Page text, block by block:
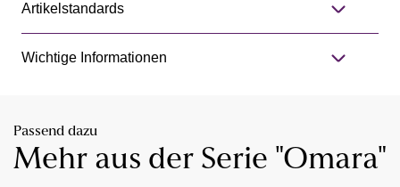
Artikelstandards
Wichtige Informationen
Passend dazu
Mehr aus der Serie "Omara"